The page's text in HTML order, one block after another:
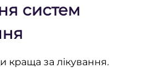
систем
краща за лікування.